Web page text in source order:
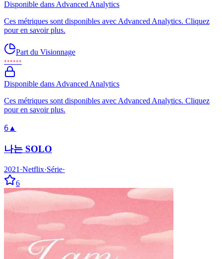
Disponible dans Advanced Analytics
Ces métriques sont disponibles avec Advanced Analytics. Cliquez
pour en savoir plus.
Part du Visionnage
••••••
Disponible dans Advanced Analytics
Ces métriques sont disponibles avec Advanced Analytics. Cliquez
pour en savoir plus.
6 ▲
나는 SOLO
2021 ·Netflix·Série·
6